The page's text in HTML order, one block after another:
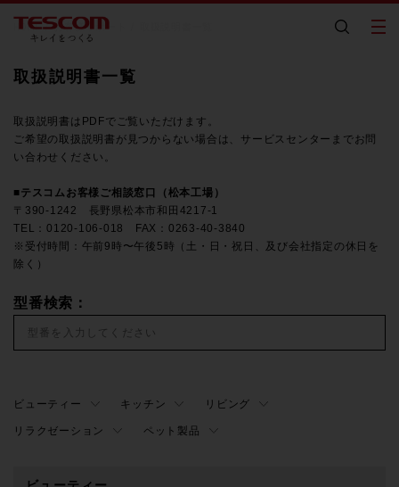
HOME お客様サポート
取扱説明書一覧
取扱説明書はPDFでご覧いただけます。
ご希望の取扱説明書が見つからない場合は、サービスセンターまでお問
い合わせください。
■テスコムお客様ご相談窓口（松本工場）
〒390-1242 長野県松本市和田4217-1
TEL：0120-106-018 FAX：0263-40-3840
※受付時間：午前9時〜午後5時（土・日・祝日、及び会社指定の休日を
除く）
型番検索：
ビューティー キッチン リビング
リラクゼーション ペット製品